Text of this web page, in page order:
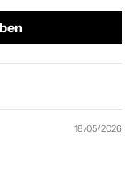
18/05/2026